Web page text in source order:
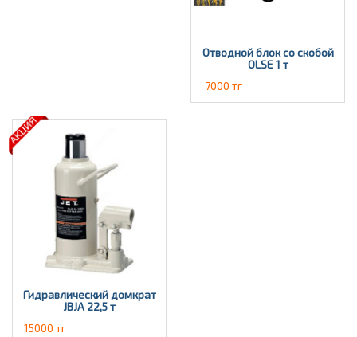
Отводной блок со скобой
OLSE 1 т
7000 тг
Гидравлический домкрат
JBJА 22,5 т
15000 тг